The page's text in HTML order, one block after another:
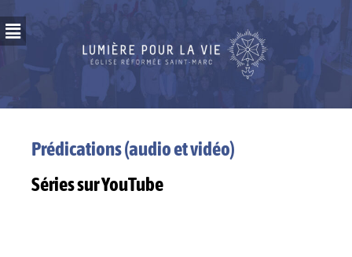
Prédications (audio et vidéo)
Séries sur YouTube